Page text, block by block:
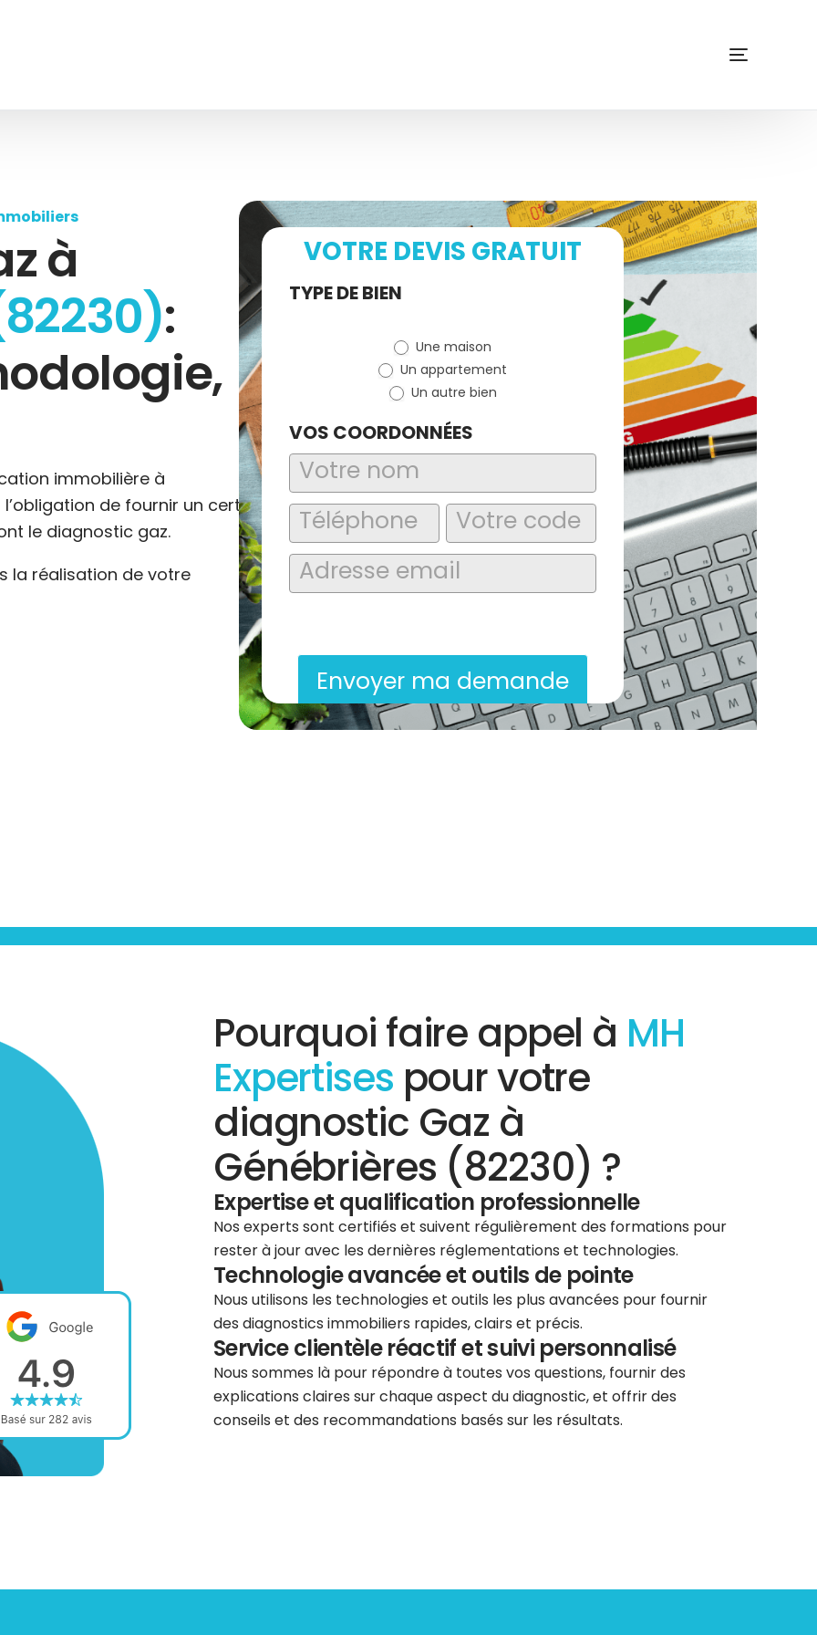
à
:
immobilière à
de fournir un certain
le diagnostic gaz.
la réalisation de votre
VOTRE DEVIS GRATUIT
Demande
TYPE DE BIEN
Une maison
Un appartement
Un autre bien
VOS COORDONNÉES
Envoyer ma demande
Pourquoi faire appel à MH
Expertises pour votre
diagnostic Gaz à
Génébrières (82230) ?
Expertise et qualification professionnelle
Nos experts sont certifiés et suivent régulièrement des formations pour
rester à jour avec les dernières réglementations et technologies.
Technologie avancée et outils de pointe
Nous utilisons les technologies et outils les plus avancées pour fournir
des diagnostics immobiliers rapides, clairs et précis.
Service clientèle réactif et suivi personnalisé
Nous sommes là pour répondre à toutes vos questions, fournir des
explications claires sur chaque aspect du diagnostic, et offrir des
conseils et des recommandations basés sur les résultats.